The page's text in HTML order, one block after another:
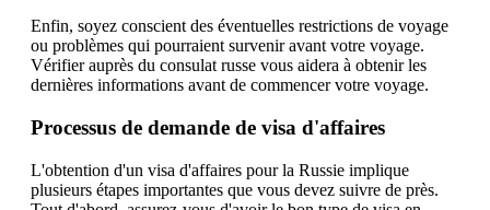
Enfin, soyez conscient des éventuelles restrictions de voyage
ou problèmes qui pourraient survenir avant votre voyage.
Vérifier auprès du consulat russe vous aidera à obtenir les
dernières informations avant de commencer votre voyage.
Processus de demande de visa d'affaires
L'obtention d'un visa d'affaires pour la Russie implique
plusieurs étapes importantes que vous devez suivre de près.